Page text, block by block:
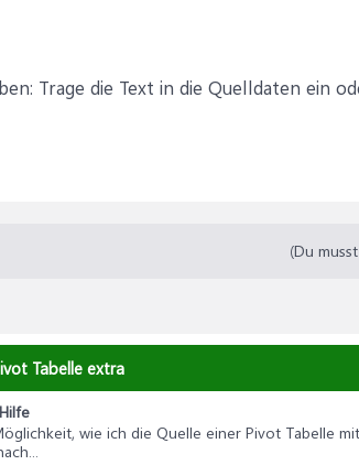
Trage die Text in die Quelldaten ein
(Du
Tabelle extra
wie ich die Quelle einer Pivot Tabelle